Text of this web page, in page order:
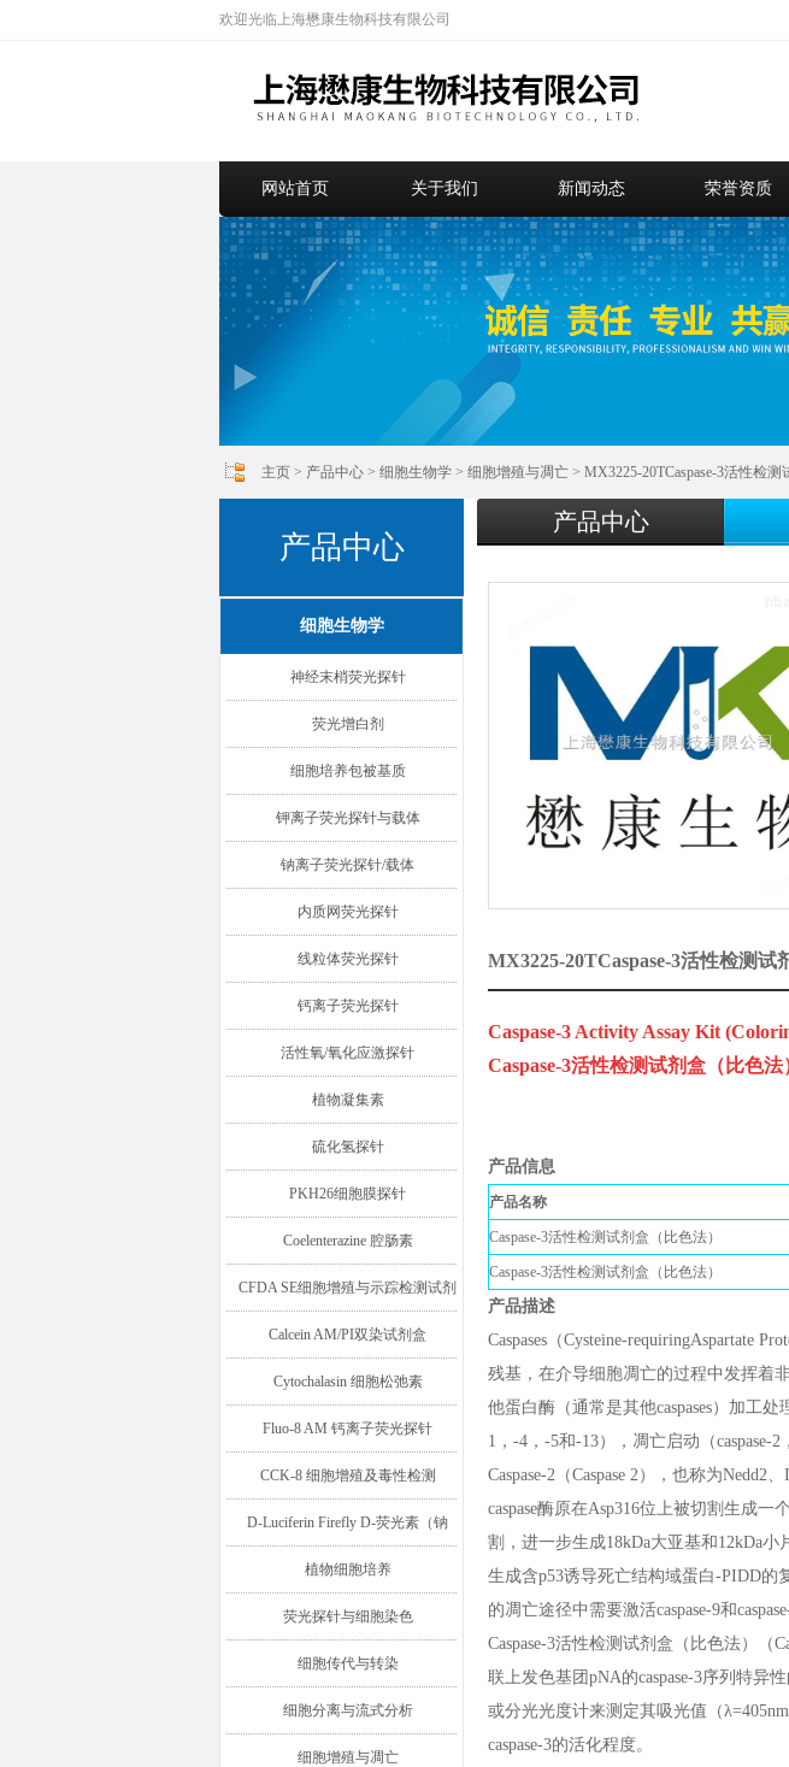
欢迎光临上海懋康生物科技有限公司
网站首页 关于我们 新闻动态 荣誉资质
主页 > 产品中心 > 细胞生物学 > 细胞增殖与凋亡 > MX3225-20TCaspase-3活性检
产品中心
细胞生物学
神经末梢荧光探针
荧光增白剂
细胞培养包被基质
钾离子荧光探针与载体
钠离子荧光探针/载体
内质网荧光探针
线粒体荧光探针
钙离子荧光探针
活性氧/氧化应激探针
植物凝集素
硫化氢探针
PKH26细胞膜探针
Coelenterazine 腔肠素
CFDA SE细胞增殖与示踪检测试剂
盒
Calcein AM/PI双染试剂盒
Cytochalasin 细胞松弛素
Fluo-8 AM 钙离子荧光探针
CCK-8 细胞增殖及毒性检测
D-Luciferin Firefly D-荧光素（钠
盐/钾盐/游离酸）
植物细胞培养
荧光探针与细胞染色
细胞传代与转染
细胞分离与流式分析
细胞增殖与凋亡
产品中心
MX3225-20TCaspase-3活性检测试
Caspase-3 Activity Assay Kit
Caspase-3活性检测试剂盒（比色法
产品信息
产品名称
Caspase-3活性检测试剂盒（比色法）
Caspase-3活性检测试剂盒（比色法）
产品描述
Caspases（Cysteine-requiringAspartate
残基，在介导细胞凋亡的过程中发挥着
他蛋白酶（通常是其他caspases）加工
1，-4，-5和-13），凋亡启动（caspase-
Caspase-2（Caspase 2），也称为
caspase酶原在Asp316位上被切割生成
割，进一步生成18kDa大亚基和12kDa
生成含p53诱导死亡结构域蛋白-PIDD的
的凋亡途径中需要激活caspase-9和caspase-
Caspase-3活性检测试剂盒（比色法）（
联上发色基团pNA的caspase-3序列特异
或分光光度计来测定其吸光值（
caspase-3的活化程度。